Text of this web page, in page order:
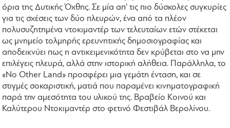
όρια της Δυτικής Όχθης. Σε μία απ' τις πιο δύσκολες συγκυρίες
για τις σχέσεις των δύο πλευρών, ένα από τα πλέον
πολυσυζητημένα ντοκιμαντέρ των τελευταίων ετών στέκεται
ως μνημείο τολμηρής ερευνητικής δημοσιογραφίας και
αποδεικνύει πως η αντικειμενικότητα δεν κρύβεται στο να μην
επιλέγεις πλευρά, αλλά στην ιστορική αλήθεια. Παράλληλα, το
«No Other Land» προσφέρει μια γεμάτη ένταση, και σε
στιγμές σοκαριστική, ματιά που παραμένει κινηματογραφική
παρά την αμεσότητα του υλικού της. Βραβείο Κοινού και
Καλύτερου Ντοκιμαντέρ στο φετινό Φεστιβάλ Βερολίνου.